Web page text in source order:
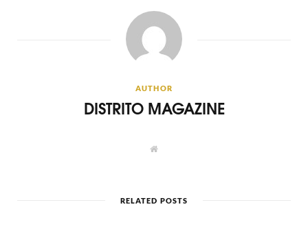
AUTHOR
DISTRITO MAGAZINE
W
e
RELATED POSTS